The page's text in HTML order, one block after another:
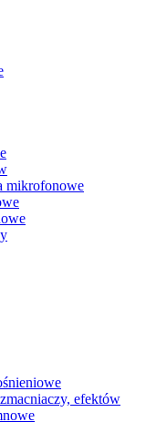
mikrofonowe
efektów